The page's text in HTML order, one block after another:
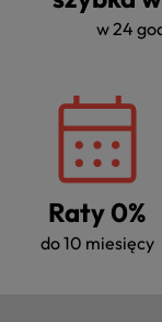
w 24
Raty 0%
do 10 miesięcy